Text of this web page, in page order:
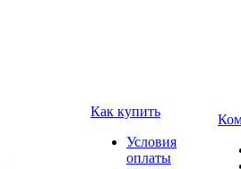
Как купить
Условия
оплаты